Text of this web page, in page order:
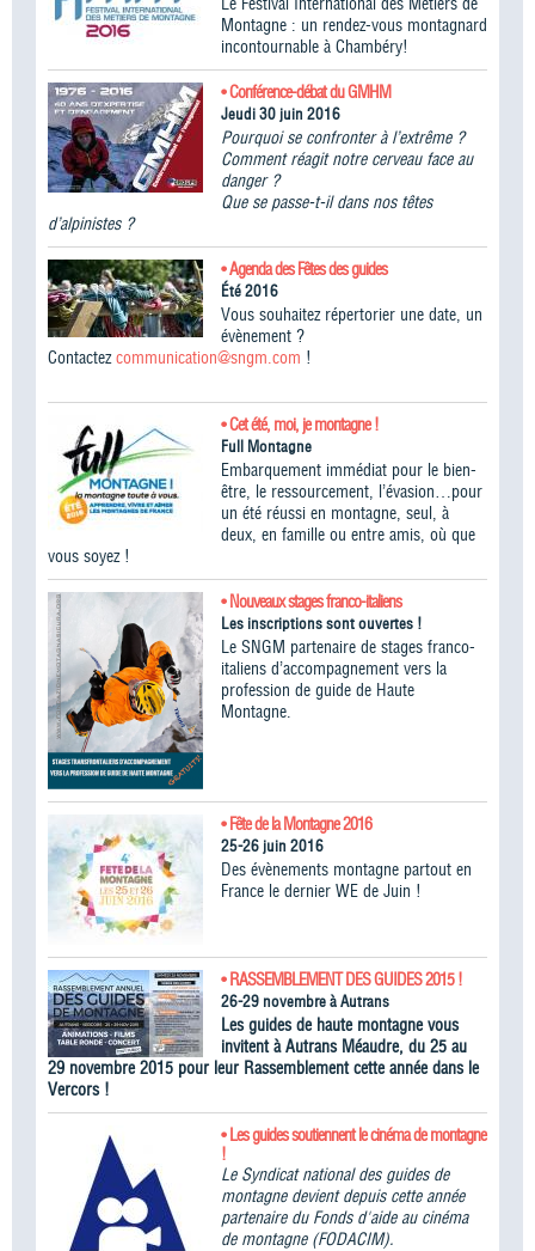
Montagne : un rendez-vous montagnard
incontournable à Chambéry!
• Conférence-débat du GMHM
Jeudi 30 juin 2016
Pourquoi se confronter à l’extrême ?
Comment réagit notre cerveau face au
danger ?
Que se passe-t-il dans nos têtes
d’alpinistes ?
• Agenda des Fêtes des guides
Été 2016
Vous souhaitez répertorier une date, un
évènement ?
Contactezcommunication@sngm.com !
• Cet été, moi, je montagne !
Full Montagne
Embarquement immédiat pour le bien-
être, le ressourcement, l’évasion…pour
un été réussi en montagne, seul, à
deux, en famille ou entre amis, où que
vous soyez !
• Nouveaux stages franco-italiens
Les inscriptions sont ouvertes !
Le SNGM partenaire de stages franco-
italiens d’accompagnement vers la
profession de guide de Haute
Montagne.
• Fête de la Montagne 2016
25-26 juin 2016
Des évènements montagne partout en
France le dernier WE de Juin !
• RASSEMBLEMENT DES GUIDES 2015 !
26-29 novembre à Autrans
Les guides de haute montagne vous
invitent à Autrans Méaudre, du 25 au
29 novembre 2015 pour leur Rassemblement cette année dans le
Vercors !
• Les guides soutiennent le cinéma de montagne
!
Le Syndicat national des guides de
montagne devient depuis cette année
partenaire du Fonds d'aide au cinéma
de montagne (FODACIM).